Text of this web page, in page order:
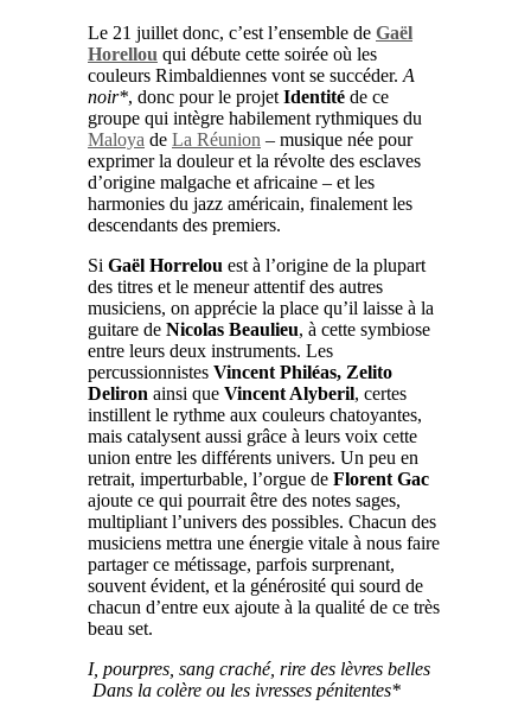
Le 21 juillet donc, c’est l’ensemble de Gaël
Horellou qui débute cette soirée où les
couleurs Rimbaldiennes vont se succéder. A
noir*, donc pour le projet Identité de ce
groupe qui intègre habilement rythmiques du
Maloya de La Réunion – musique née pour
exprimer la douleur et la révolte des esclaves
d’origine malgache et africaine – et les
harmonies du jazz américain, finalement les
descendants des premiers.
Si Gaël Horrelou est à l’origine de la plupart
des titres et le meneur attentif des autres
musiciens, on apprécie la place qu’il laisse à la
guitare de Nicolas Beaulieu, à cette symbiose
entre leurs deux instruments. Les
percussionnistes Vincent Philéas, Zelito
Deliron ainsi que Vincent Alyberil, certes
instillent le rythme aux couleurs chatoyantes,
mais catalysent aussi grâce à leurs voix cette
union entre les différents univers. Un peu en
retrait, imperturbable, l’orgue de Florent Gac
ajoute ce qui pourrait être des notes sages,
multipliant l’univers des possibles. Chacun des
musiciens mettra une énergie vitale à nous faire
partager ce métissage, parfois surprenant,
souvent évident, et la générosité qui sourd de
chacun d’entre eux ajoute à la qualité de ce très
beau set.
I, pourpres, sang craché, rire des lèvres belles
Dans la colère ou les ivresses pénitentes*